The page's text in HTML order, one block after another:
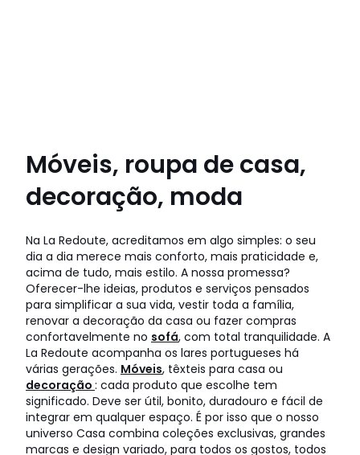
Móveis, roupa de casa,
decoração, moda
Na La Redoute, acreditamos em algo simples: o seu
dia a dia merece mais conforto, mais praticidade e,
acima de tudo, mais estilo. A nossa promessa?
Oferecer-lhe ideias, produtos e serviços pensados
para simplificar a sua vida, vestir toda a família,
renovar a decoração da casa ou fazer compras
confortavelmente no sofá, com total tranquilidade. A
La Redoute acompanha os lares portugueses há
várias gerações. Móveis, têxteis para casa ou
decoração : cada produto que escolhe tem
significado. Deve ser útil, bonito, duradouro e fácil de
integrar em qualquer espaço. É por isso que o nosso
universo Casa combina coleções exclusivas, grandes
marcas e design variado, para todos os gostos, todos